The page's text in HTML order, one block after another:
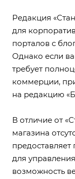
Редакция
для
порталов с
Однако если
требует
коммерции,
на редакцию
В отличие от
магазина
для
возможность